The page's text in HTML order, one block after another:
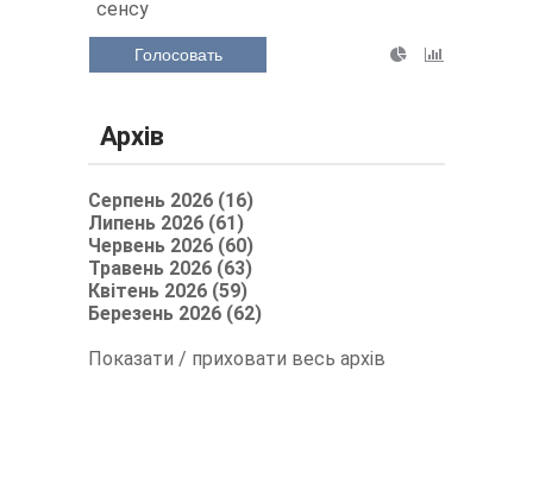
сенсу
Голосовать
Архів
Серпень 2026 (16)
Липень 2026 (61)
Червень 2026 (60)
Травень 2026 (63)
Квітень 2026 (59)
Березень 2026 (62)
Показати / приховати весь архів